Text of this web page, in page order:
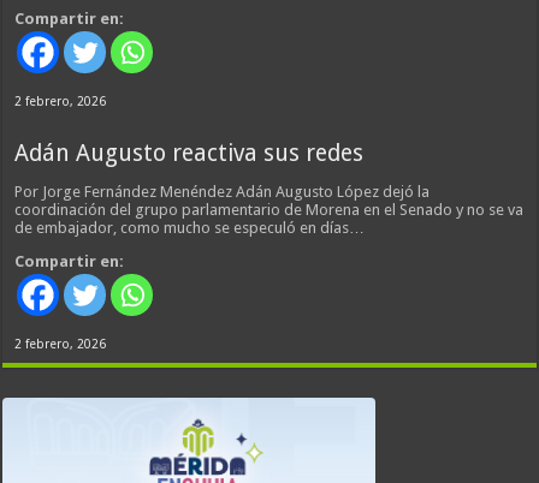
Compartir en:
2 febrero, 2026
Adán Augusto reactiva sus redes
Por Jorge Fernández Menéndez Adán Augusto López dejó la
coordinación del grupo parlamentario de Morena en el Senado y no se va
de embajador, como mucho se especuló en días…
Compartir en:
2 febrero, 2026